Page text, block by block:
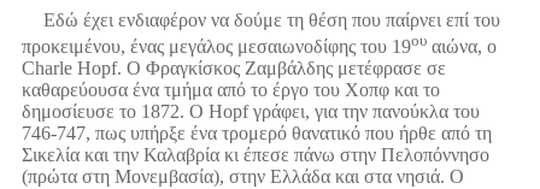
Εδώ έχει ενδιαφέρον να δούμε τη θέση που παίρνει επί του
προκειμένου, ένας μεγάλος μεσαιωνοδίφης του 19ουαιώνα, ο
Charle Hopf. Ο Φραγκίσκος Ζαμβάλδης μετέφρασε σε
καθαρεύουσα ένα τμήμα από το έργο του Χοπφ και το
δημοσίευσε το 1872. Ο Hopf γράφει, για την πανούκλα του
746-747, πως υπήρξε ένα τρομερό θανατικό που ήρθε από τη
Σικελία και την Καλαβρία κι έπεσε πάνω στην Πελοπόννησο
(πρώτα στη Μονεμβασία), στην Ελλάδα και στα νησιά. Ο